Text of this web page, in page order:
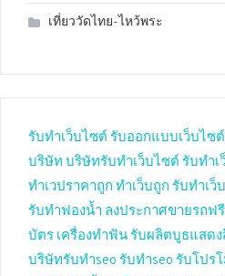
เที่ยววัดไทย-ไหว้พระ
รับทำเว็บไซต์ รับออกแบบเว็บไซต์
บริษัท บริษัทรับทำเว็บไซต์ รับทำเ
ทำเวปราคาถูก ทำเว็บถูก รับทำเว็
รับทำฟองน้ำ ลงประกาศขายรถฟรี
บัตร เครื่องทำฟัน รับผลิตบูธแสด
บริษัทรับทำseo รับทำseo รับโปร